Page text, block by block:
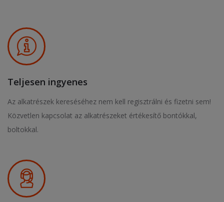
Teljesen ingyenes
Az alkatrészek kereséséhez nem kell regisztrálni és fizetni sem!
Közvetlen kapcsolat az alkatrészeket értékesítő bontókkal,
boltokkal.